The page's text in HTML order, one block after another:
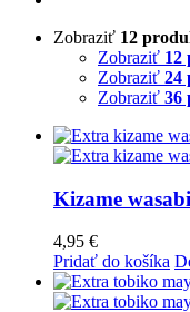
Zobraziť 12
Zobraziť 12
Zobraziť 24
Zobraziť 36
Kizame
4,95 €
Pridať do košíka